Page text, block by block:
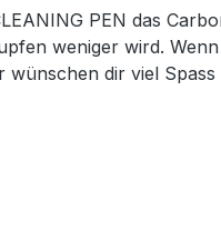
PEN das
weniger wird.
dir viel